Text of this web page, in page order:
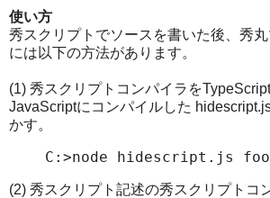
使い方
秀スクリプトでソースを書いた後、秀
には以下の方法があります。
(1) 秀スクリプトコンパイラを
JavaScriptにコンパイルした
かす。
C:>node hidescript.js
(2) 秀スクリプト記述の秀スクリプトコ